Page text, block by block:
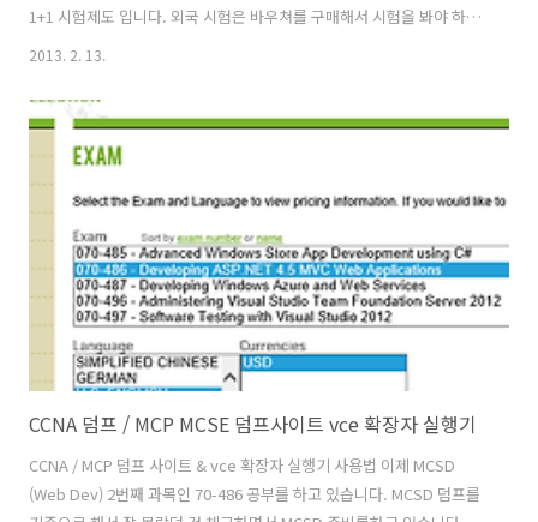
1+1 시험제도 입니다. 외국 시험은 바우쳐를 구매해서 시험을 봐야 하는
데 mcp 시험을 프로메틱 Prometric 에서 응시할때 세컨드샷 코드를 넣
해 줍니다. 이런 MS 의 세컨드샷 구원제도의 혜택을 받게 될줄은 몰랐는
데 저도 mcp 시험공부를 하다가 떨어진 적이 있습니다. dump 기출문제
를 1과목인줄 알고 제대로 안보고 가서 떨어져 다시 보게 되었습니다.
70-486 같은 경우 일반, 4과목이 들어 있습니다. 기출문제 덤프를 봐도
2013. 2. 13.
CCNA 덤프 / MCP MCSE 덤프사이트 vce 확장자 실행기
CCNA / MCP 덤프 사이트 & vce 확장자 실행기 사용법 이제 MCSD
(Web Dev) 2번째 과목인 70-486 공부를 하고 있습니다. MCSD 덤프를